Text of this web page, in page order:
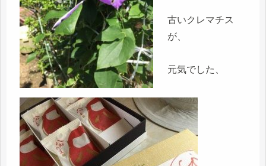
古いクレマチス
が、
元気でした、